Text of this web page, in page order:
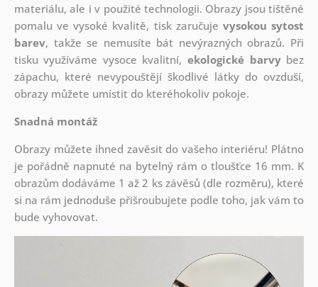
materiálu, ale i v použité technologii. Obrazy jsou tištěné
pomalu ve vysoké kvalitě, tisk zaručuje vysokou sytost
barev, takže se nemusíte bát nevýrazných obrazů. Při
tisku využíváme vysoce kvalitní,ekologické barvybez
zápachu, které nevypouštějí škodlivé látky do ovzduší,
obrazy můžete umístit do kteréhokoliv pokoje.
Snadná montáž
Obrazy můžete ihned zavěsit do vašeho interiéru! Plátno
je pořádně napnuté na bytelný rám o tloušťce 16 mm. K
obrazům dodáváme 1 až 2 ks závěsů (dle rozměru), které
si na rám jednoduše přišroubujete podle toho, jak vám to
bude vyhovovat.